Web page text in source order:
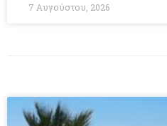
7 Αυγούστου, 2026